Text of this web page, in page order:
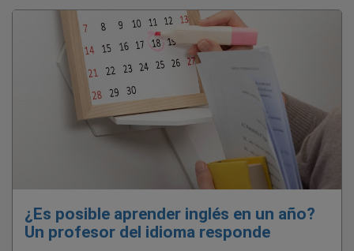
¿Es posible aprender inglés en un año?
Un profesor del idioma responde